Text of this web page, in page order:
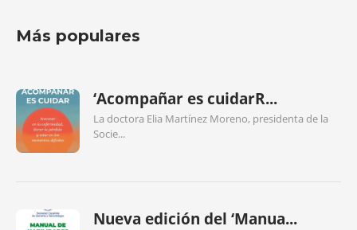
Más populares
‘Acompañar es cuidarR...
La doctora Elia Martínez Moreno, presidenta de la
Socie...
Nueva edición del ‘Manua...